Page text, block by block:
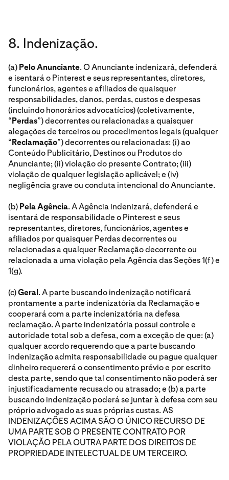
8. Indenização.
(a) Pelo Anunciante. O Anunciante indenizará, defenderá
e isentará o Pinterest e seus representantes, diretores,
funcionários, agentes e afiliados de quaisquer
responsabilidades, danos, perdas, custos e despesas
(incluindo honorários advocatícios) (coletivamente,
“Perdas”) decorrentes ou relacionadas a quaisquer
alegações de terceiros ou procedimentos legais (qualquer
“Reclamação”) decorrentes ou relacionadas: (i) ao
Conteúdo Publicitário, Destinos ou Produtos do
Anunciante; (ii) violação do presente Contrato; (iii)
violação de qualquer legislação aplicável; e (iv)
negligência grave ou conduta intencional do Anunciante.
(b) Pela Agência. A Agência indenizará, defenderá e
isentará de responsabilidade o Pinterest e seus
representantes, diretores, funcionários, agentes e
afiliados por quaisquer Perdas decorrentes ou
relacionadas a qualquer Reclamação decorrente ou
relacionada a uma violação pela Agência das Seções 1(f) e
1(g).
(c)Geral. A parte buscando indenização notificará
prontamente a parte indenizatória da Reclamação e
cooperará com a parte indenizatória na defesa
reclamação. A parte indenizatória possui controle e
autoridade total sob a defesa, com a exceção de que: (a)
qualquer acordo requerendo que a parte buscando
indenização admita responsabilidade ou pague qualquer
dinheiro requererá o consentimento prévio e por escrito
desta parte, sendo que tal consentimento não poderá ser
injustificadamente recusado ou atrasado; e (b) a parte
buscando indenização poderá se juntar à defesa com seu
próprio advogado as suas próprias custas. AS
INDENIZAÇÕES ACIMA SÃO O ÚNICO RECURSO DE
UMA PARTE SOB O PRESENTE CONTRATO POR
VIOLAÇÃO PELA OUTRA PARTE DOS DIREITOS DE
PROPRIEDADE INTELECTUAL DE UM TERCEIRO.